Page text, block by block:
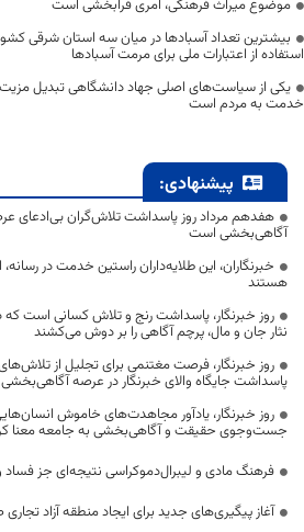
موضوع میراث فرهنگی، امری فرابخشی است
بیشترین تعداد آسبادها در میان سه استان شرقی
استفاده از اعتبارات ملی برای مرمت آسبادها
یکی از سیاست‌های اصلی جهاد دانشگاهی تبدیل
خدمت به مردم است
پیشنهادی:
هفدهم مرداد روز پاسداشت تلاش‌گران بی‌ادعای
آگاهی‌بخشی است
خبرنگاران، این طلایه‌داران راستین خدمت در
هستند
روز خبرنگار، پاسداشت رنج و تلاش کسانی است که
نثار جان و مال، پرچم آگاهی را بر دوش می‌کشند
روز خبرنگار، فرصت مغتنمی برای تجلیل از
پاسداشت جایگاه والای خبرنگار در عرصه آگاهی‌بخشی
روز خبرنگار، یادآور مجاهدت‌های خاموش
جست‌وجوی حقیقت و آگاهی‌بخشی به جامعه معنا
فرهنگ مادی و لیبرال‌دموکراسی نتیجه‌ای جز فساد
آغاز پیگیری‌های جدید برای ایجاد منطقه آزاد